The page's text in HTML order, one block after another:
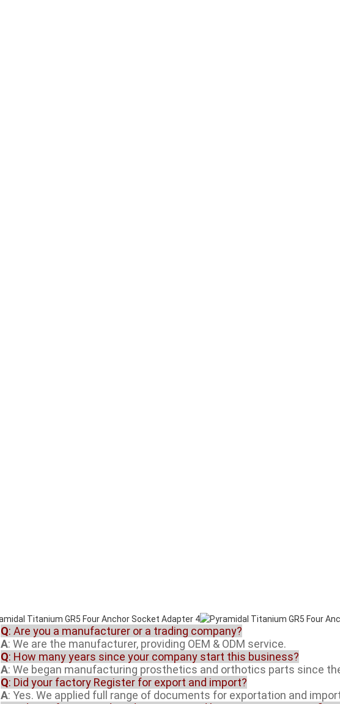
Q: Are you a manufacturer or a trading company?
A: We are the manufacturer, providing OEM & ODM service.
Q: How many years since your company start this business?
A: We began manufacturing prosthetics and orthotics parts since
Q: Did your factory Register for export and import?
A: Yes. We applied full range of documents for exportation and